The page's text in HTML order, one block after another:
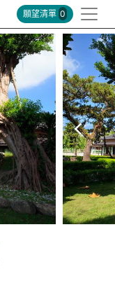
願望清單 0